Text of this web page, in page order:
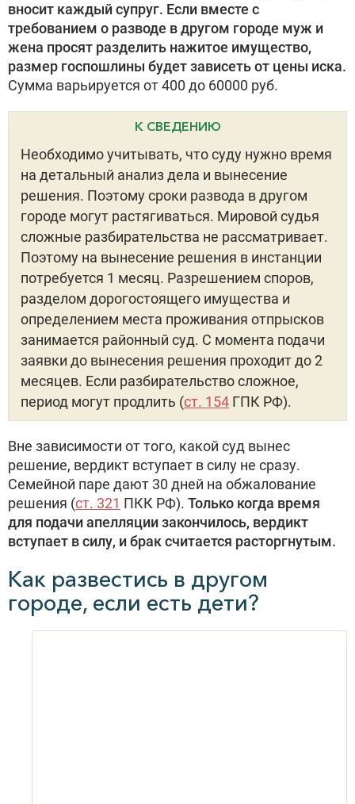
вносит каждый супруг. Если вместе с
требованием о разводе в другом городе муж и
жена просят разделить нажитое имущество,
размер госпошлины будет зависеть от цены иска.
Сумма варьируется от 400 до 60000 руб.
К СВЕДЕНИЮ
Необходимо учитывать, что суду нужно время
на детальный анализ дела и вынесение
решения. Поэтому сроки развода в другом
городе могут растягиваться. Мировой судья
сложные разбирательства не рассматривает.
Поэтому на вынесение решения в инстанции
потребуется 1 месяц. Разрешением споров,
разделом дорогостоящего имущества и
определением места проживания отпрысков
занимается районный суд. С момента подачи
заявки до вынесения решения проходит до 2
месяцев. Если разбирательство сложное,
период могут продлить (ст. 154 ГПК РФ).
Вне зависимости от того, какой суд вынес
решение, вердикт вступает в силу не сразу.
Семейной паре дают 30 дней на обжалование
решения (ст. 321 ПКК РФ). Только когда время
для подачи апелляции закончилось, вердикт
вступает в силу, и брак считается расторгнутым.
Как развестись в другом
городе, если есть дети?